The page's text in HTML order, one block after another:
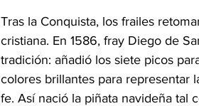
Tras la Conquista, los frailes
cristiana. En 1586, fray Diego de
tradición: añadió los siete picos
colores brillantes para
fe. Así nació la piñata navideña